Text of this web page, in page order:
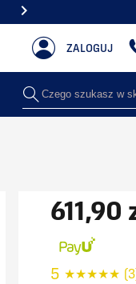
ZALOGUJ
Czego szukasz w
611,90
5 ★★★★★